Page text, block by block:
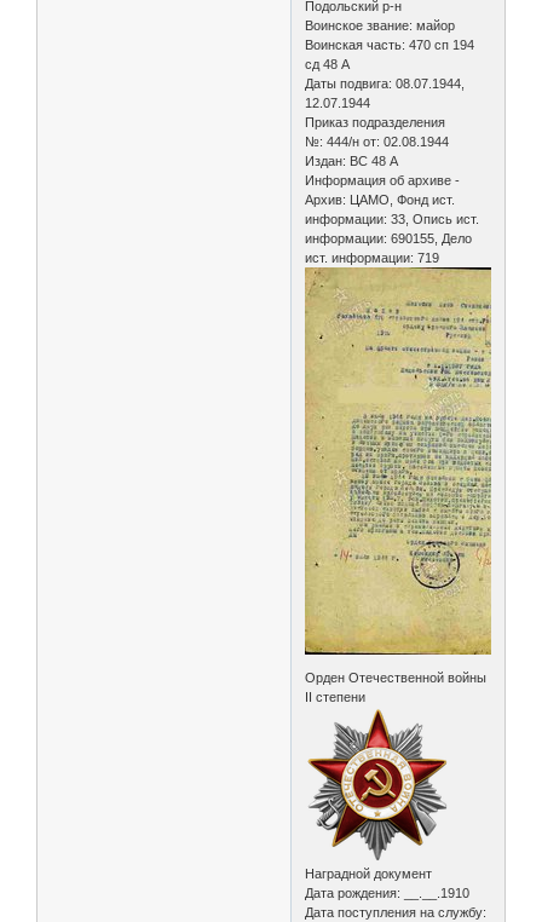
Подольский р-н
Воинское звание: майор
Воинская часть: 470 сп 194
сд 48 А
Даты подвига: 08.07.1944,
12.07.1944
Приказ подразделения
№: 444/н от: 02.08.1944
Издан: ВС 48 А
Информация об архиве -
Архив: ЦАМО, Фонд ист.
информации: 33, Опись ист.
информации: 690155, Дело
ист. информации: 719
Орден Отечественной войны
II степени
Наградной документ
Дата рождения: __.__.1910
Дата поступления на службу: